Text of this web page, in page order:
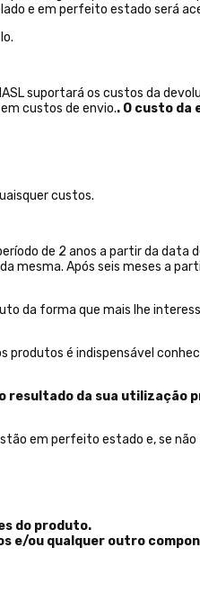
e em perfeito estado será
suportará os custos da
custos de envio.. O custo da
custos.
de 2 anos a partir da
mesma. Após seis meses a
da forma que mais lhe
produtos é indispensável
resultado da sua utilização
em perfeito estado e, se
do produto.
e/ou qualquer outro